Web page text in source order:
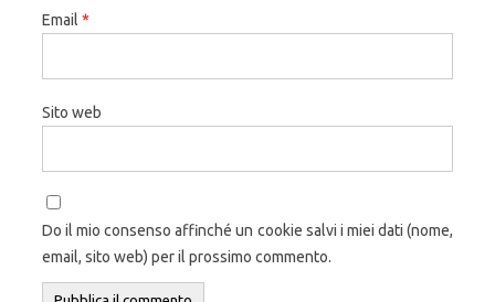
Email *
Sito web
Do il mio consenso affinché un cookie salvi i miei dati (nome,
email, sito web) per il prossimo commento.